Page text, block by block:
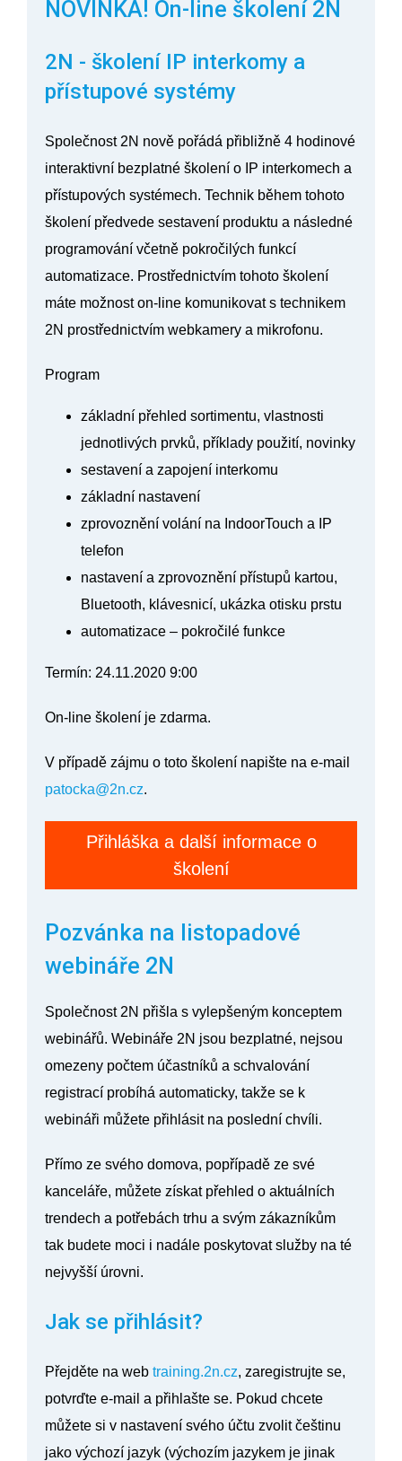
NOVINKA! On-line školení 2N
2N - školení IP interkomy a
přístupové systémy
Společnost 2N nově pořádá přibližně 4 hodinové
interaktivní bezplatné školení o IP interkomech a
přístupových systémech. Technik během tohoto
školení předvede sestavení produktu a následné
programování včetně pokročilých funkcí
automatizace. Prostřednictvím tohoto školení
máte možnost on-line komunikovat s technikem
2N prostřednictvím webkamery a mikrofonu.
Program
základní přehled sortimentu, vlastnosti
jednotlivých prvků, příklady použití, novinky
sestavení a zapojení interkomu
základní nastavení
zprovoznění volání na IndoorTouch a IP
telefon
nastavení a zprovoznění přístupů kartou,
Bluetooth, klávesnicí, ukázka otisku prstu
automatizace – pokročilé funkce
Termín: 24.11.2020 9:00
On-line školení je zdarma.
V případě zájmu o toto školení napište na e-mail
patocka@2n.cz.
Přihláška a další informace o
školení
Pozvánka na listopadové
webináře 2N
Společnost 2N přišla s vylepšeným konceptem
webinářů. Webináře 2N jsou bezplatné, nejsou
omezeny počtem účastníků a schvalování
registrací probíhá automaticky, takže se k
webináři můžete přihlásit na poslední chvíli.
Přímo ze svého domova, popřípadě ze své
kanceláře, můžete získat přehled o aktuálních
trendech a potřebách trhu a svým zákazníkům
tak budete moci i nadále poskytovat služby na té
nejvyšší úrovni.
Jak se přihlásit?
Přejděte na web training.2n.cz, zaregistrujte se,
potvrďte e-mail a přihlašte se. Pokud chcete
můžete si v nastavení svého účtu zvolit češtinu
jako výchozí jazyk(výchozím jazykem je jinak